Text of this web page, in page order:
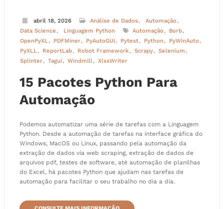
abril 18, 2026 Análise de Dados
Automação
Data Science
Linguagem Python Automação
Borb
OpenPyXL
PDFMiner PyAutoGUI Pytest Python
PyWinAuto
PyXLL
ReportLab Robot Framework Scrapy
Selenium
Splinter
Tagui Windmill XlsxWriter
15 Pacotes Python Para
Automação
Podemos automatizar uma série de tarefas com a Linguagem
Python. Desde a automação de tarefas na interface gráfica do
Windows, MacOS ou Linux, passando pela automação da
extração de dados via web scraping, extração de dados de
arquivos pdf, testes de software, até automação de planilhas
do Excel, há pacotes Python que ajudam nas tarefas de
automação para facilitar o seu trabalho no dia a dia.